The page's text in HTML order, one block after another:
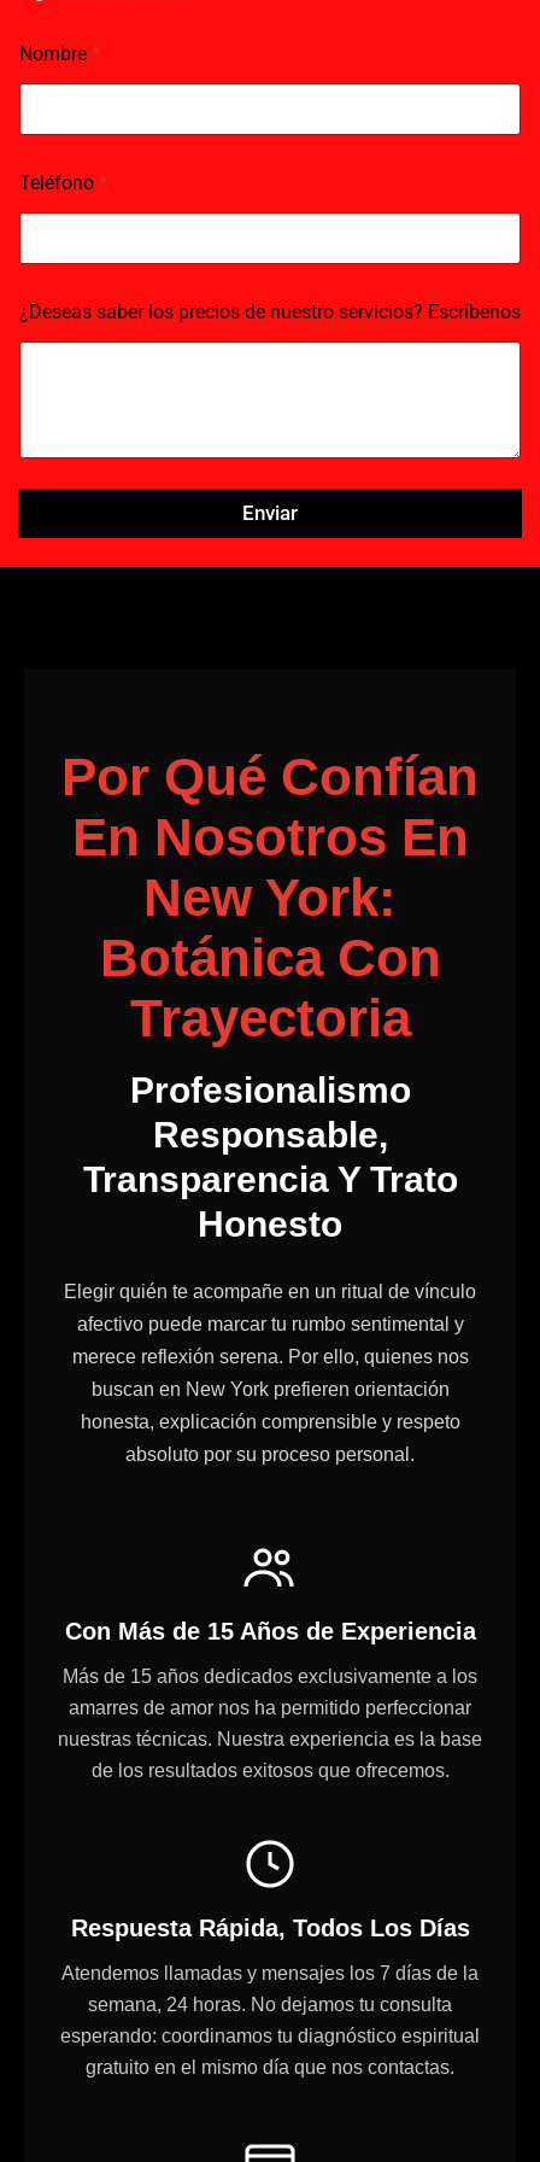
Nombre *
Teléfono *
¿Deseas saber los precios de nuestro servicios? Escríbenos
Enviar
m
Por Qué Confían
En Nosotros En
New York:
Botánica Con
Trayectoria
Profesionalismo
Responsable,
Transparencia Y Trato
Honesto
Elegir quién te acompañe en un ritual de vínculo
afectivo puede marcar tu rumbo sentimental y
merece reflexión serena. Por ello, quienes nos
buscan en New York prefieren orientación
honesta, explicación comprensible y respeto
absoluto por su proceso personal.
Con Más de 15 Años de Experiencia
Más de 15 años dedicados exclusivamente a los
amarres de amor nos ha permitido perfeccionar
nuestras técnicas. Nuestra experiencia es la base
de los resultados exitosos que ofrecemos.
Respuesta Rápida, Todos Los Días
Atendemos llamadas y mensajes los 7 días de la
semana, 24 horas. No dejamos tu consulta
esperando: coordinamos tu diagnóstico espiritual
gratuito en el mismo día que nos contactas.